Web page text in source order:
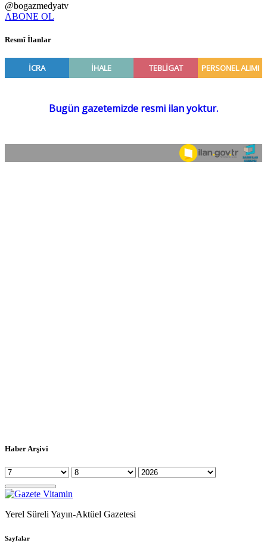
@bogazmedyatv
ABONE OL
Resmî İlanlar
Haber Arşivi
Yerel Süreli Yayın-Aktüel Gazetesi
Sayfalar